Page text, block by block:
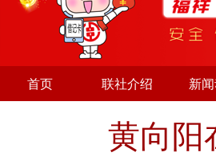
首页 联社介绍 新
黄向阳